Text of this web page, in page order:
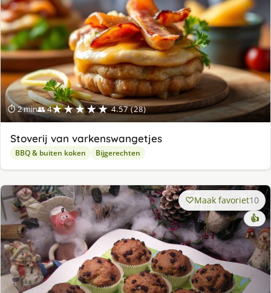
⏱ 2 min👥 4★★★★★ 4.57 (28)
Stoverij van varkenswangetjes
BBQ & buiten koken Bijgerechten
Maak favoriet10
👍